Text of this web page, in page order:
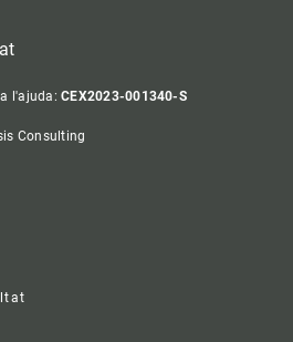
a l'ajuda:CEX2023-001340-S
Consulting